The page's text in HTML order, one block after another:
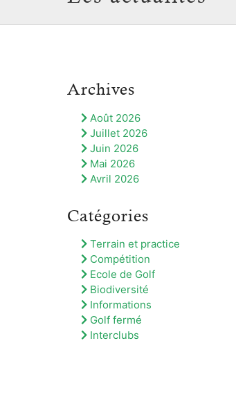
Archives
Août 2026
Juillet 2026
Juin 2026
Mai 2026
Avril 2026
Catégories
Terrain et practice
Compétition
Ecole de Golf
Biodiversité
Informations
Golf fermé
Interclubs